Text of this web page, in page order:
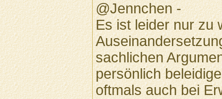
@Jennchen -
Es ist leider nur zu
sachlichen
persönlich
oftmals auch bei